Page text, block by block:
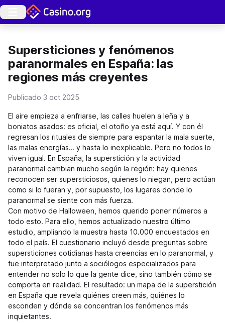
Supersticiones y fenómenos
paranormales en España: las
regiones más creyentes
Publicado 3 oct 2025
El aire empieza a enfriarse, las calles huelen a leña y a
boniatos asados: es oficial, el otoño ya está aquí. Y con él
regresan los rituales de siempre para espantar la mala suerte,
las malas energías… y hasta lo inexplicable. Pero no todos lo
viven igual. En España, la superstición y la actividad
paranormal cambian mucho según la región: hay quienes
reconocen ser supersticiosos, quienes lo niegan, pero actúan
como si lo fueran y, por supuesto, los lugares donde lo
paranormal se siente con más fuerza.
Con motivo de Halloween, hemos querido poner números a
todo esto. Para ello, hemos actualizado nuestro último
estudio, ampliando la muestra hasta 10.000 encuestados en
todo el país. El cuestionario incluyó desde preguntas sobre
supersticiones cotidianas hasta creencias en lo paranormal, y
fue interpretado junto a sociólogos especializados para
entender no solo lo que la gente dice, sino también cómo se
comporta en realidad. El resultado: un mapa de la superstición
en España que revela quiénes creen más, quiénes lo
esconden y dónde se concentran los fenómenos más
inquietantes.